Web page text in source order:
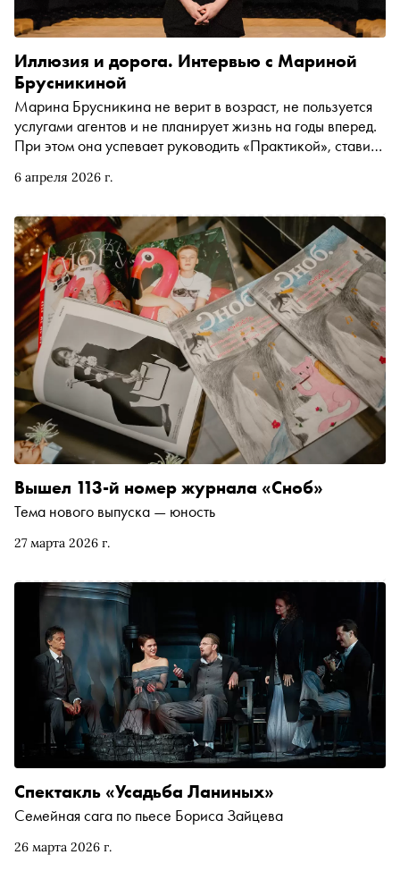
6 апреля 2026 г.
Иллюзия и дорога. Интервью с Мариной
Брусникиной
Марина Брусникина не верит в возраст, не пользуется
услугами агентов и не планирует жизнь на годы вперед.
При этом она успевает руководить «Практикой», ставить
В весеннем номере «Сноба» обсудили с режиссером,
Лондона и Парижа
27 марта 2026 г.
Вышел 113-й номер журнала «Сноб»
Тема нового выпуска — юность
26 марта 2026 г.
Спектакль «Усадьба Ланиных»
Семейная сага по пьесе Бориса Зайцева